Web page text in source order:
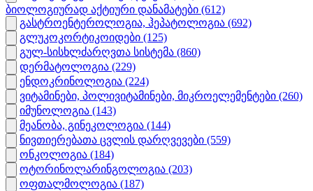
ბიოლოგიურად აქტიური დანამატები (612)
გასტროენტეროლოგია, ჰეპატოლოგია (692)
გლუკოკორტიკოიდები (125)
გულ-სისხლძარღვთა სისტემა (860)
დერმატოლოგია (229)
ენდოკრინოლოგია (224)
ვიტამინები, პოლივიტამინები, მიკროელემენტები (260)
იმუნოლოგია (143)
მეანობა, გინეკოლოგია (144)
ნივთიერებათა ცვლის დარღვევები (559)
ონკოლოგია (184)
ოტორინოლარინგოლოგია (203)
ოფთალმოლოგია (187)